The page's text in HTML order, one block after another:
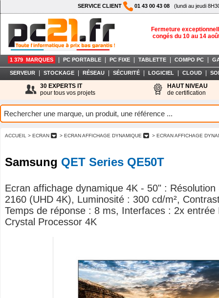
SERVICE CLIENT 01 43 00 43 08 (lundi au jeudi
Fermeture
congés du 10 au 14
1 379 MARQUES PC PORTABLE PC FIXE TABLETTE COMPO PC
SERVEUR STOCKAGE RÉSEAU SÉCURITÉ LOGICIEL CLOUD
30 EXPERTS IT
pour tous vos projets
HAUT NIVEAU
de certification
ACCUEIL > ECRAN > ECRAN AFFICHAGE DYNAMIQUE > ECRAN AFFICHAGE
Samsung QET Series QE50T
Ecran affichage dynamique 4K - 50" : Résolution
2160 (UHD 4K), Luminosité : 300 cd/m²,
Temps de réponse : 8 ms, Interfaces : 2x entrée
Crystal Processor 4K